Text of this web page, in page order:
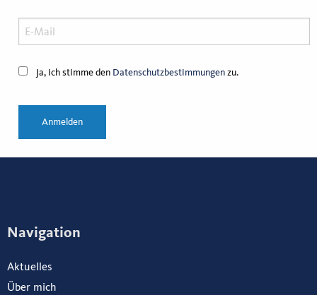
Ja, ich stimme den Datenschutzbestimmungenzu.
Anmelden
Navigation
Aktuelles
Über mich